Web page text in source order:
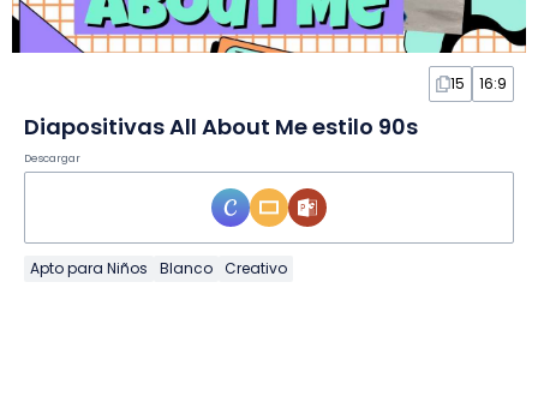
15 16:9
Diapositivas All About Me estilo 90s
Descargar
Apto para Niños Blanco Creativo